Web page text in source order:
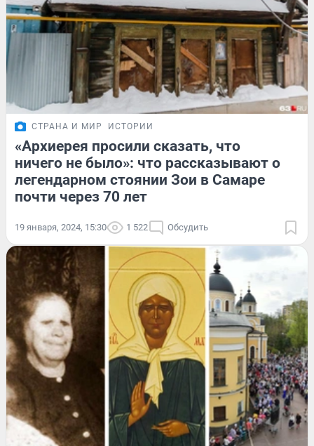
СТРАНА И МИР ИСТОРИИ
«Архиерея просили сказать, что
ничего не было»: что рассказывают о
легендарном стоянии Зои в Самаре
почти через 70 лет
19 января, 2024, 15:30 1 522 Обсудить